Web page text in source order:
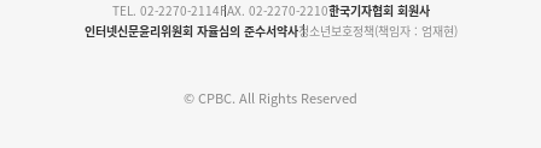
TEL. 02-2270-2114FAX. 02-2270-2210한국기자협회 회원사
인터넷신문윤리위원회 자율심의 준수서약사청소년보호정책(책임자 : 엄재현)
© CPBC. All Rights Reserved